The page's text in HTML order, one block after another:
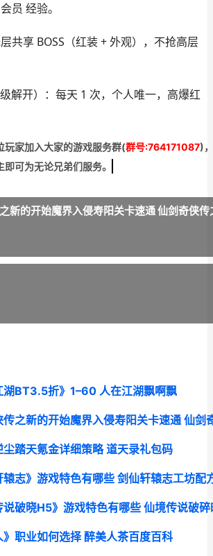
员 经验。
共享 BOSS（红装 + 外观），不抢高层
解开）
：每天 1 次，个人唯一，高爆红
玩家加入大家的游戏服务群(群号:764171087)
即可为无论兄弟们服务。
新的开始魔界入侵寿阳关卡速通 仙剑奇侠
湖BT3.5折》1–60 人在江湖飘啊飘
传之新的开始魔界入侵寿阳关卡速通 仙剑
尘踏天氪金详细策略 道天录礼包码
辕志》游戏特色有哪些 剑仙轩辕志工坊配
说破晓H5》游戏特色有哪些 仙境传说破
》职业如何选择 醉美人茶百度百科